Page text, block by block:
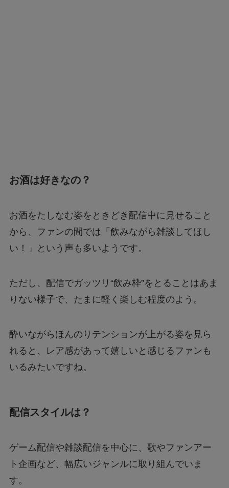
お酒は好きなの？
お酒をたしなむ姿をときどき配信中に見せること
から、ファンの間では「飲みながら雑談してほし
い！」という声も多いようです。
ただし、配信でガッツリ“飲み枠”をとることはあま
りない様子で、たまに軽く楽しむ程度のよう。
酔いながらほんのりテンションが上がる姿を見ら
れると、レア感があって嬉しいと感じるファンも
いるみたいですね。
配信スタイルは？
ゲーム配信や雑談配信を中心に、歌やファンアー
ト企画など、幅広いジャンルに取り組んでいま
す。